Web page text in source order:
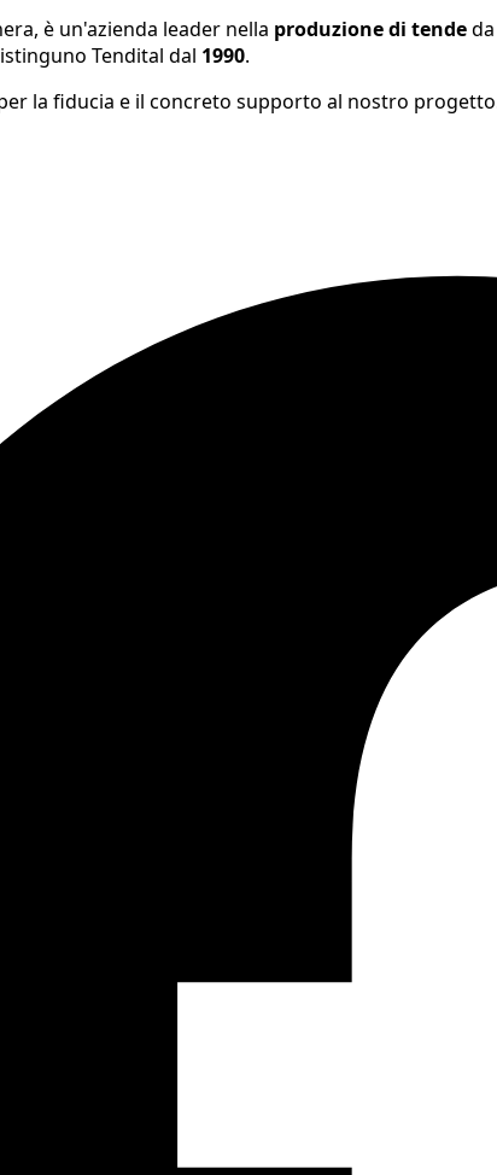
è un'azienda leader nella produzione di tende
Tendital dal 1990.
la fiducia e il concreto supporto al nostro